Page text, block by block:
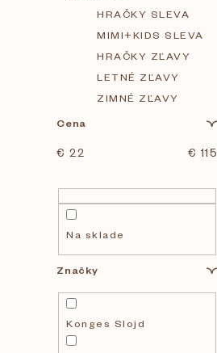
HRAČKY SLEVA
MIMI+KIDS SLEVA
HRAČKY ZĽAVY
LETNÉ ZĽAVY
ZIMNÉ ZĽAVY
Cena
€ 22 € 115
Na sklade
Značky
Konges Slojd